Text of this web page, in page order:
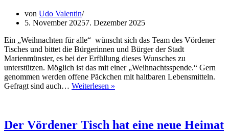
von Udo Valentin
5. November 20257. Dezember 2025
Ein „Weihnachten für alle“ wünscht sich das Team des Vördener
Tisches und bittet die Bürgerinnen und Bürger der Stadt
Marienmünster, es bei der Erfüllung dieses Wunsches zu
unterstützen. Möglich ist das mit einer „Weihnachtsspende.“ Gern
genommen werden offene Päckchen mit haltbaren Lebensmitteln.
Gefragt sind auch… Weiterlesen »
Tisches
Der Vördener Tisch hat eine neue Heimat